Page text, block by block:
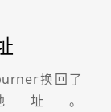
换回了
址。